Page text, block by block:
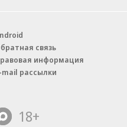
связь
информация
mail рассылки
18+